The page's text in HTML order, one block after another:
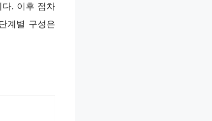
. 이후 점차
계별 구성은